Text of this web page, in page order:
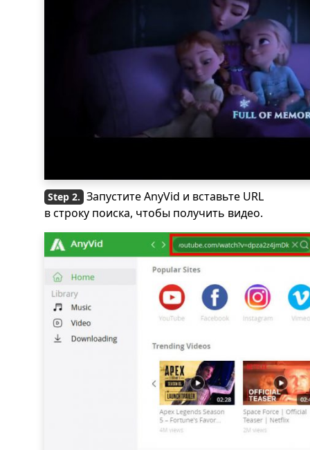
Запустите AnyVid и вставьте URL
в строку поиска, чтобы получить видео.